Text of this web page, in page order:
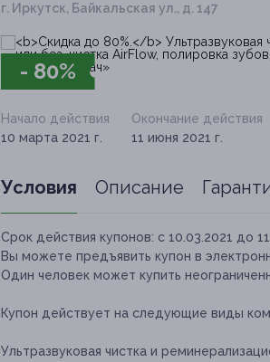
г. Иркутск, Байкальская ул., д. 147
- 80%
Начало действия
10 марта 2021 г.
Окончание действия
11 июня 2021 г.
Условия Описание
Срок действия купонов: с 10.03.2021 до
Вы можете предъявить купон в
Один человек может купить
Купон действует на следующие виды
Ультразвуковая чистка и